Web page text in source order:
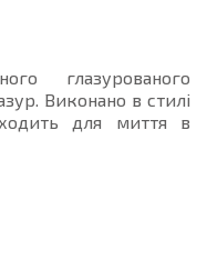
глазурованого
Виконано в стилі
для миття в